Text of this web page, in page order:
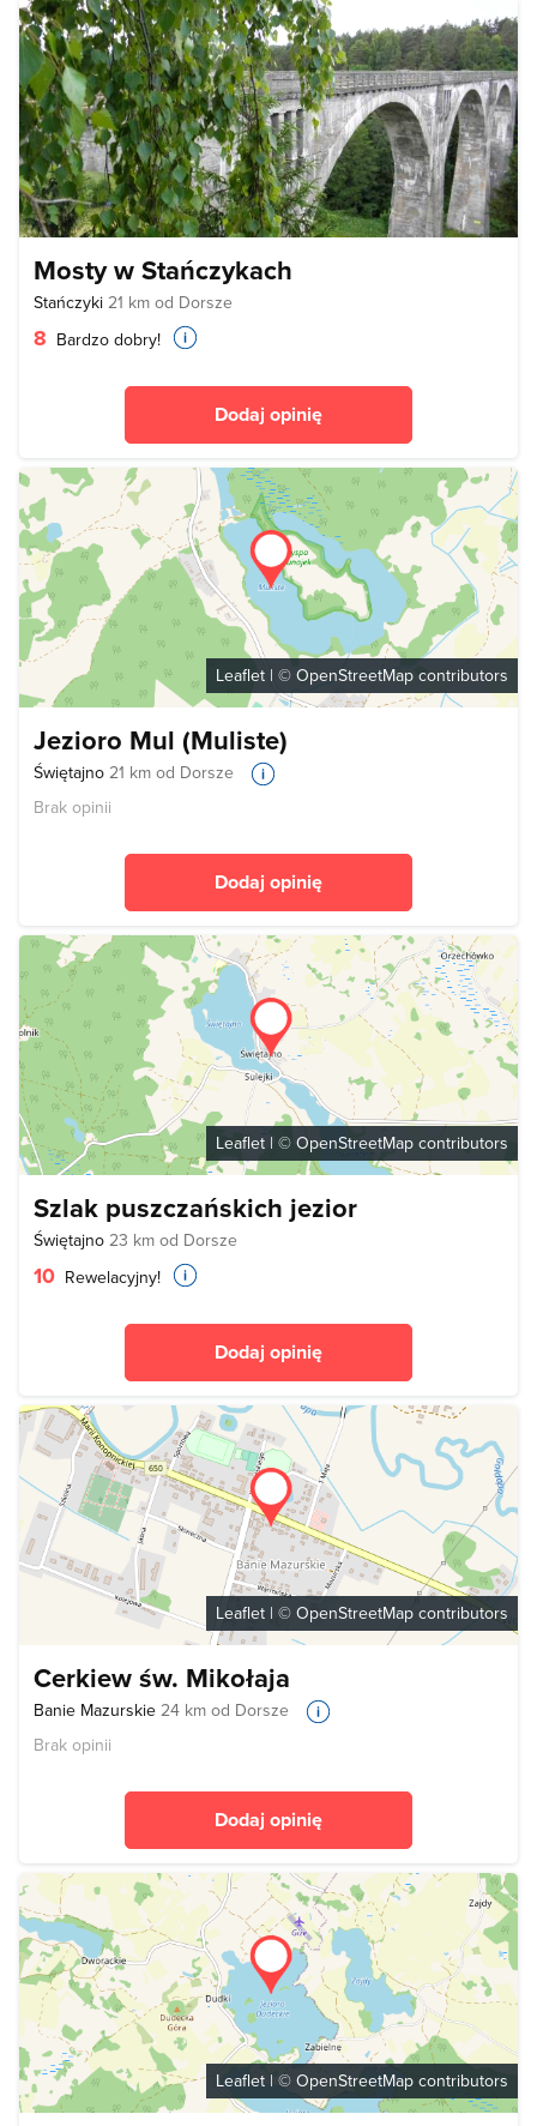
Mosty w Stańczykach
Stańczyki 21 km od Dorsze
8 Bardzo dobry!
Dodaj opinię
Leaflet | © OpenStreetMap contributors
Jezioro Mul (Muliste)
Świętajno 21 km od Dorsze
Brak opinii
Dodaj opinię
Leaflet | © OpenStreetMap contributors
Szlak puszczańskich jezior
Świętajno 23 km od Dorsze
10 Rewelacyjny!
Dodaj opinię
Leaflet | © OpenStreetMap contributors
Cerkiew św. Mikołaja
Banie Mazurskie 24 km od Dorsze
Brak opinii
Dodaj opinię
Leaflet | © OpenStreetMap contributors